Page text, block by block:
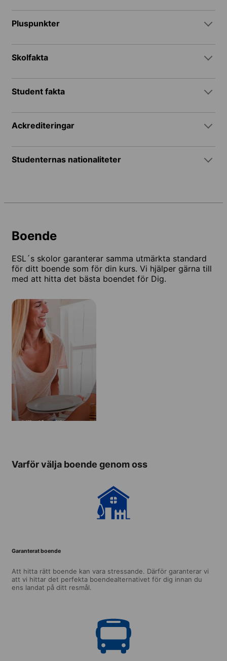
Pluspunkter
Skolfakta
Student fakta
Ackrediteringar
Studenternas nationaliteter
Boende
ESL´s skolor garanterar samma utmärkta standard
för ditt boende som för din kurs. Vi hjälper gärna till
med att hitta det bästa boendet för Dig.
Värdfamilj
Varför välja boende genom oss
Garanterat boende
Att hitta rätt boende kan vara stressande. Därför garanterar vi
att vi hittar det perfekta boendealternativet för dig innan du
ens landat på ditt resmål.